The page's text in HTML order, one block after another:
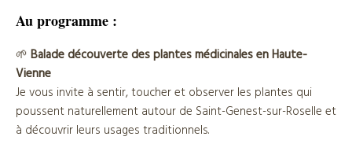
Au programme :
🌱 Balade découverte des plantes médicinales en Haute-
Vienne
Je vous invite à sentir, toucher et observer les plantes qui
poussent naturellement autour de Saint-Genest-sur-Roselle et
à découvrir leurs usages traditionnels.